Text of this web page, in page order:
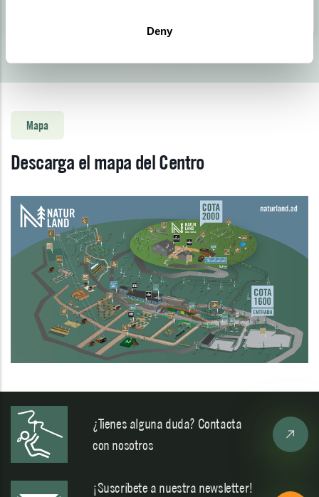
Deny
Mapa
Descarga el mapa del Centro
¿Tienes alguna duda? Contacta
con nosotros
¡Suscríbete a nuestra newsletter!